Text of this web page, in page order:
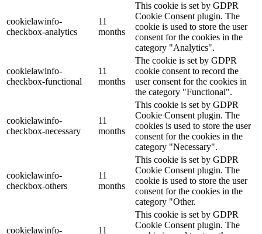
cookielawinfo-
checkbox-analytics
11
months
This cookie is set by GDPR
Cookie Consent plugin. The
cookie is used to store the user
consent for the cookies in the
category "Analytics".
cookielawinfo-
checkbox-functional
11
months
The cookie is set by GDPR
cookie consent to record the
user consent for the cookies in
the category "Functional".
cookielawinfo-
checkbox-necessary
11
months
This cookie is set by GDPR
Cookie Consent plugin. The
cookies is used to store the user
consent for the cookies in the
category "Necessary".
cookielawinfo-
checkbox-others
11
months
This cookie is set by GDPR
Cookie Consent plugin. The
cookie is used to store the user
consent for the cookies in the
category "Other.
cookielawinfo-
11
This cookie is set by GDPR
Cookie Consent plugin. The